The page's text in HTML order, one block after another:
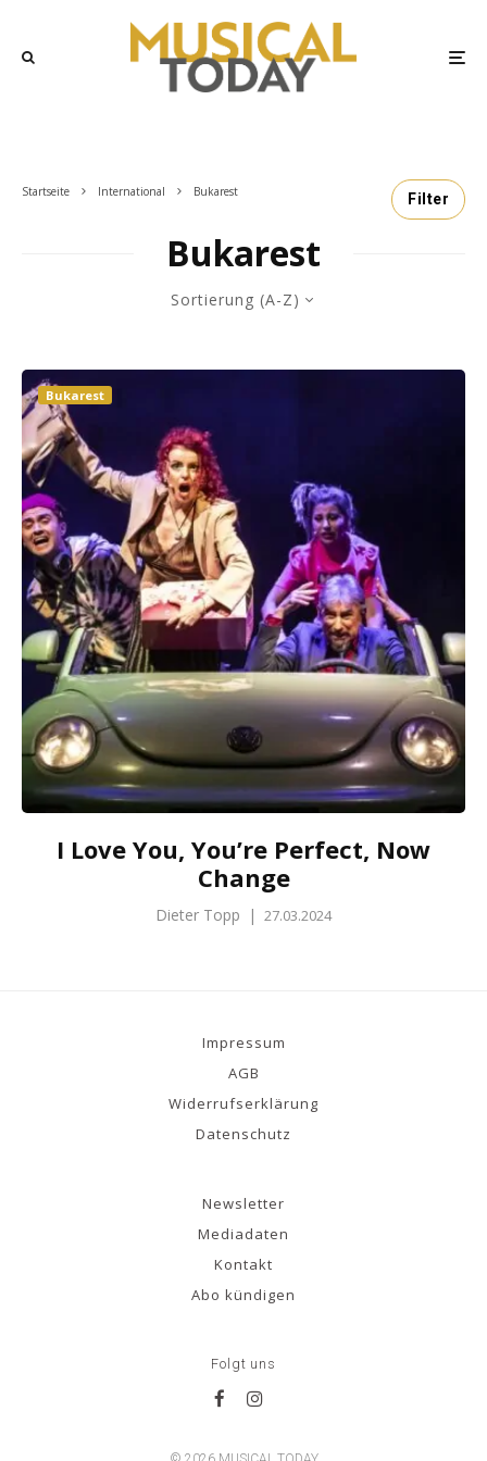
Startseite International Bukarest Filter
Bukarest
Sortierung (A-Z)
Bukarest
I Love You, You’re Perfect, Now
Change
Dieter Topp | 27.03.2024
Impressum
AGB
Widerrufserklärung
Datenschutz
Newsletter
Mediadaten
Kontakt
Abo kündigen
Folgt uns